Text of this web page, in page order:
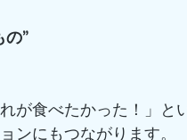
”
が食べたかった！」と
ンにもつながります。